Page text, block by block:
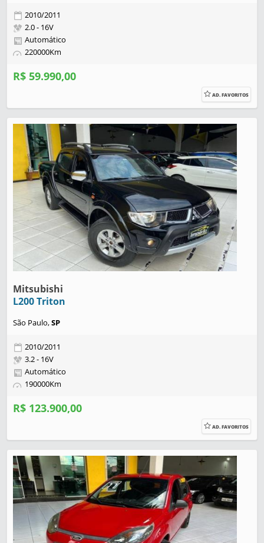
2010/2011
2.0 - 16V
Automático
220000Km
R$ 59.990,00
AD. FAVORITOS
Mitsubishi
L200 Triton
São Paulo,SP
2010/2011
3.2 - 16V
Automático
190000Km
R$ 123.900,00
AD. FAVORITOS